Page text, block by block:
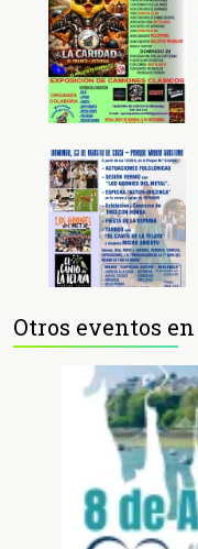
Otros eventos